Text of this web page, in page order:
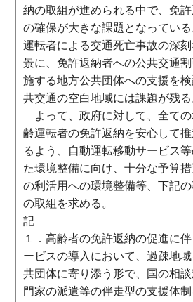
納の取組が進められる中で、免
の確保が大きな課題となってい
運転者による交通死亡事故の深
景に、免許返納者への公共交通
施する地方公共団体への支援を
共交通の空白地域には課題が残る
よって、政府に対して、全て
齢運転者の免許返納を安心して
るよう、自動運転移動サービス
た環境整備に向け、十分な予算
の利活用への環境整備等、下記
の取組を求める。
記
１．高齢者の免許返納の促進に
ービスの導入において、過疎地
共団体に寄り添う形で、国の相
門家の派遣等の伴走型の支援体制